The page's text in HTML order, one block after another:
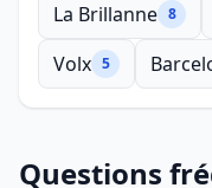
La Brillanne 8
Volx 5
Questions